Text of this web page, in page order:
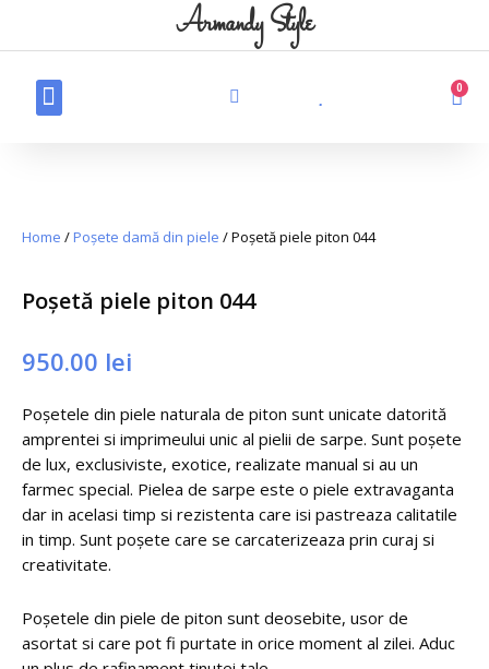
Armandy Style
0
Home /Poșete damă din piele / Poșetă piele piton 044
Poșetă piele piton 044
950.00 lei
Poșetele din piele naturala de piton sunt unicate datorită
amprentei si imprimeului unic al pielii de sarpe. Sunt poșete
de lux, exclusiviste, exotice, realizate manual si au un
farmec special. Pielea de sarpe este o piele extravaganta
dar in acelasi timp si rezistenta care isi pastreaza calitatile
in timp. Sunt poșete care se carcaterizeaza prin curaj si
creativitate.
Poșetele din piele de piton sunt deosebite, usor de
asortat si care pot fi purtate in orice moment al zilei. Aduc